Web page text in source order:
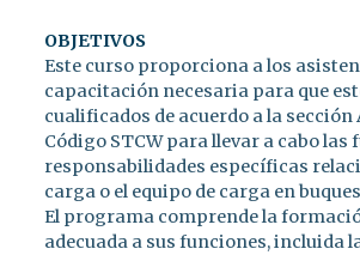
OBJETIVOS
Este curso proporciona a los
capacitación necesaria para que
cualificados de acuerdo a la sección
Código STCW para llevar a cabo las
responsabilidades específicas
carga o el equipo de carga en
El programa comprende la
adecuada a sus funciones, incluida